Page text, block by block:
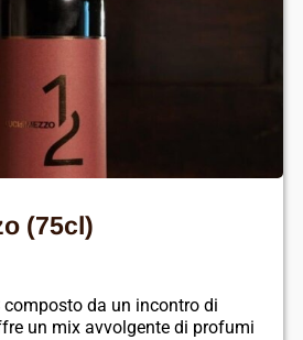
(75cl)
composto da un incontro di
un mix avvolgente di profumi